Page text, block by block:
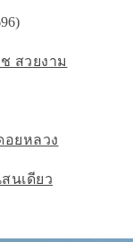
สวยงาม
อยหลวง
นเดียว